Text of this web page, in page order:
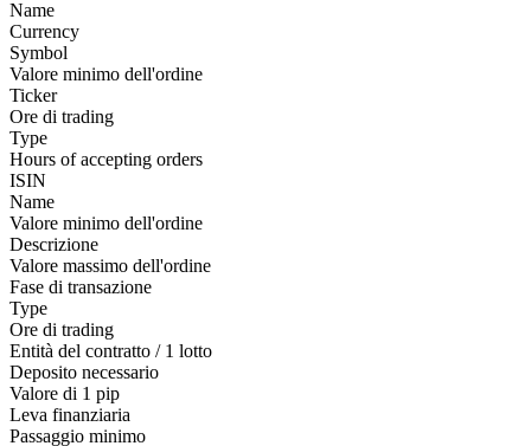
Name
Currency
Symbol
Valore minimo dell'ordine
Ticker
Ore di trading
Type
Hours of accepting orders
ISIN
Name
Valore minimo dell'ordine
Descrizione
Valore massimo dell'ordine
Fase di transazione
Type
Ore di trading
Entità del contratto / 1 lotto
Deposito necessario
Valore di 1 pip
Leva finanziaria
Passaggio minimo